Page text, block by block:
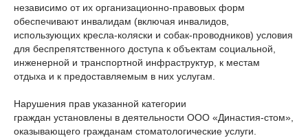
независимо от их организационно-правовых форм
обеспечивают инвалидам (включая инвалидов,
использующих кресла-коляски и собак-проводников) условия
для беспрепятственного доступа к объектам социальной,
инженерной и транспортной инфраструктур, к местам
отдыха и к предоставляемым в них услугам.
Нарушения прав указанной категории
граждан установлены в деятельности ООО «Династия-стом»,
оказывающего гражданам стоматологические услуги.